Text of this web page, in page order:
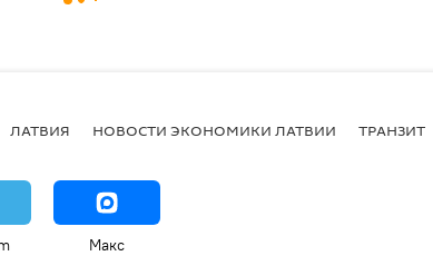
ЛАТВИЯ НОВОСТИ ЭКОНОМИКИ ЛАТВИИ ТРАНЗИТ
Макс